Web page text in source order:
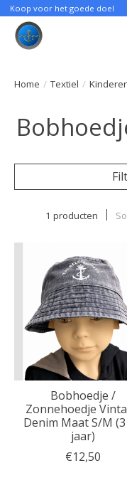
Koop voor het goede doel
Home / Textiel /
1 producten
Bobhoedje /
Zonnehoedje
Denim Maat S/M
jaar)
€12,50